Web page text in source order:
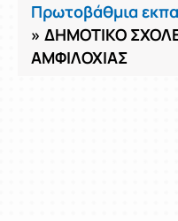
Πρωτοβάθμια
» ΔΗΜΟΤΙΚΟ
ΑΜΦΙΛΟΧΙΑΣ